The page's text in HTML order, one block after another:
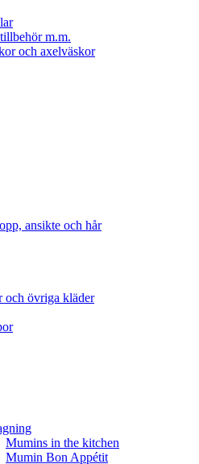
m.m.
och axelväskor
ansikte och hår
och övriga kläder
Mumins in the kitchen
Mumin Bon Appétit